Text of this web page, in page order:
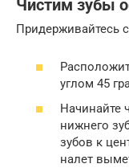
Чистим зубы
Придерживайтесь
углом 45
Начинайте
нижнего
зубов к
налет